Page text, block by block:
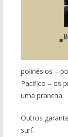
polinésios –
Pacífico – os
uma prancha.
Outros
surf.